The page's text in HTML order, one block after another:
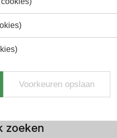
2.9% korting
zoeken
Voorkeuren opslaan